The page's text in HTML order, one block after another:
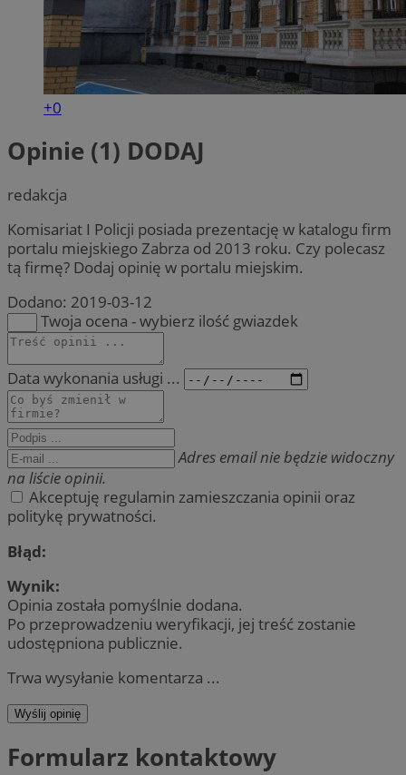
+0
Opinie (1) DODAJ
redakcja
Komisariat I Policji posiada prezentację w katalogu firm
portalu miejskiego Zabrza od 2013 roku. Czy polecasz
tą firmę? Dodaj opinię w portalu miejskim.
Dodano: 2019-03-12
Twoja ocena - wybierz ilość gwiazdek
Data wykonania usługi ...
Adres email nie będzie widoczny
na liście opinii.
Akceptuję regulamin zamieszczania opinii oraz
politykę prywatności.
Błąd:
Wynik:
Opinia została pomyślnie dodana.
Po przeprowadzeniu weryfikacji, jej treść zostanie
udostępniona publicznie.
Trwa wysyłanie komentarza ...
Wyślij opinię
Formularz kontaktowy